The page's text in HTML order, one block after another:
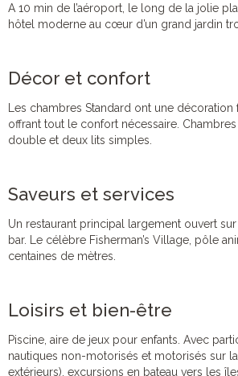
A 10 min de l’aéroport, le long de la jolie
hôtel moderne au cœur d’un grand jardin
Décor et confort
Les chambres Standard ont une
offrant tout le confort nécessaire.
double et deux lits simples.
Saveurs et services
Un restaurant principal largement ouvert
bar. Le célèbre Fisherman’s Village, pôle
centaines de mètres.
Loisirs et bien-être
Piscine, aire de jeux pour enfants. Avec
nautiques non-motorisés et motorisés sur
extérieurs), excursions en bateau vers les